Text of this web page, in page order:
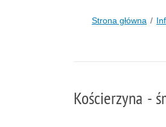
Strona główna
Kościerzyna -